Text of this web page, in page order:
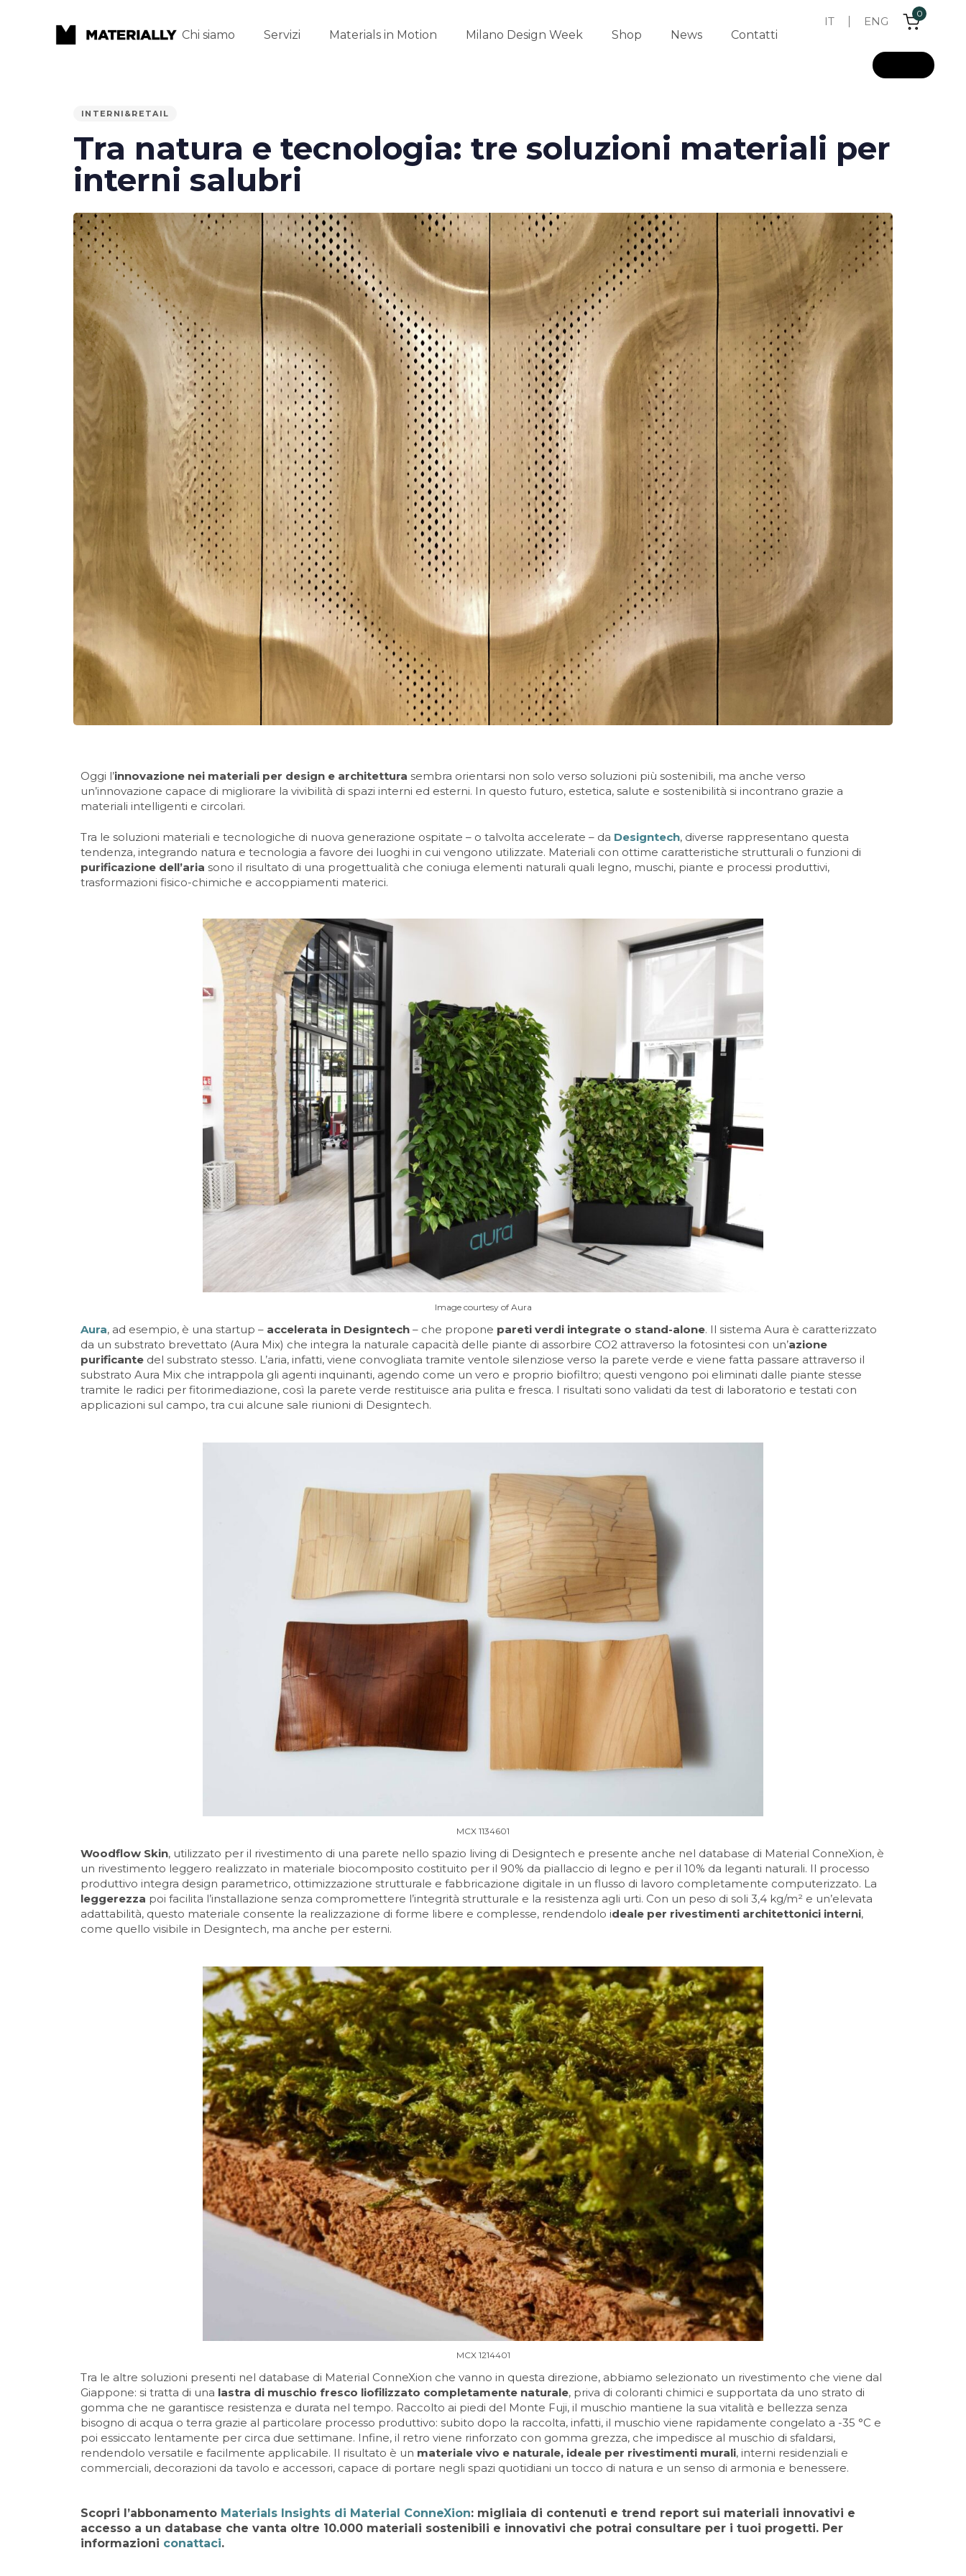
Chi siamo Servizi Materials in Motion Milano Design Week Shop News Contatti
IT ENG
0
PUBLISHED
INTERNI&RETAIL
Tra natura e tecnologia: tre soluzioni materiali per
interni salubri
Oggi l’innovazione nei materiali per design e architettura sembra orientarsi non solo verso soluzioni più sostenibili, ma anche verso
un’innovazione capace di migliorare la vivibilità di spazi interni ed esterni. In questo futuro, estetica, salute e sostenibilità si incontrano grazie a
materiali intelligenti e circolari.
Tra le soluzioni materiali e tecnologiche di nuova generazione ospitate – o talvolta accelerate – da Designtech, diverse rappresentano questa
tendenza, integrando natura e tecnologia a favore dei luoghi in cui vengono utilizzate. Materiali con ottime caratteristiche strutturali o funzioni di
purificazione dell’aria sono il risultato di una progettualità che coniuga elementi naturali quali legno, muschi, piante e processi produttivi,
trasformazioni fisico-chimiche e accoppiamenti materici.
Image courtesy of Aura
Aura, ad esempio, è una startup – accelerata in Designtech – che propone pareti verdi integrate o stand-alone. Il sistema Aura è caratterizzato
da un substrato brevettato (Aura Mix) che integra la naturale capacità delle piante di assorbire CO2 attraverso la fotosintesi con un’azione
purificante del substrato stesso. L’aria, infatti, viene convogliata tramite ventole silenziose verso la parete verde e viene fatta passare attraverso il
substrato Aura Mix che intrappola gli agenti inquinanti, agendo come un vero e proprio biofiltro; questi vengono poi eliminati dalle piante stesse
tramite le radici per fitorimediazione, così la parete verde restituisce aria pulita e fresca. I risultati sono validati da test di laboratorio e testati con
applicazioni sul campo, tra cui alcune sale riunioni di Designtech.
MCX 1134601
Woodflow Skin, utilizzato per il rivestimento di una parete nello spazio living di Designtech e presente anche nel database di Material ConneXion, è
un rivestimento leggero realizzato in materiale biocomposito costituito per il 90% da piallaccio di legno e per il 10% da leganti naturali. Il processo
produttivo integra design parametrico, ottimizzazione strutturale e fabbricazione digitale in un flusso di lavoro completamente computerizzato. La
leggerezza poi facilita l’installazione senza compromettere l’integrità strutturale e la resistenza agli urti. Con un peso di soli 3,4 kg/m² e un’elevata
adattabilità, questo materiale consente la realizzazione di forme libere e complesse, rendendolo ideale per rivestimenti architettonici interni,
come quello visibile in Designtech, ma anche per esterni.
MCX 1214401
Tra le altre soluzioni presenti nel database di Material ConneXion che vanno in questa direzione, abbiamo selezionato un rivestimento che viene dal
Giappone: si tratta di una lastra di muschio fresco liofilizzato completamente naturale, priva di coloranti chimici e supportata da uno strato di
gomma che ne garantisce resistenza e durata nel tempo. Raccolto ai piedi del Monte Fuji, il muschio mantiene la sua vitalità e bellezza senza
bisogno di acqua o terra grazie al particolare processo produttivo: subito dopo la raccolta, infatti, il muschio viene rapidamente congelato a -35 °C e
poi essiccato lentamente per circa due settimane. Infine, il retro viene rinforzato con gomma grezza, che impedisce al muschio di sfaldarsi,
rendendolo versatile e facilmente applicabile. Il risultato è un materiale vivo e naturale, ideale per rivestimenti murali, interni residenziali e
commerciali, decorazioni da tavolo e accessori, capace di portare negli spazi quotidiani un tocco di natura e un senso di armonia e benessere.
Scopri l’abbonamento Materials Insights di Material ConneXion: migliaia di contenuti e trend report sui materiali innovativi e
accesso a un database che vanta oltre 10.000 materiali sostenibili e innovativi che potrai consultare per i tuoi progetti. Per
informazioni conattaci.